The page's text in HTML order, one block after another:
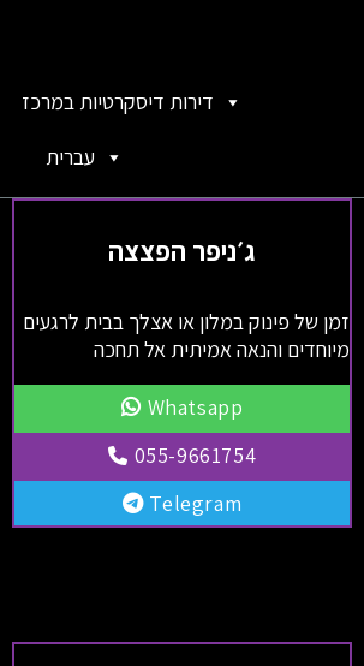
דירות דיסקרטיות במרכז
עברית
ג׳ניפר הפצצה
זמן של פינוק במלון או אצלך בבית לרגעים
מיוחדים והנאה אמיתית אל תחכה
Whatsapp
055-9661754
Telegram